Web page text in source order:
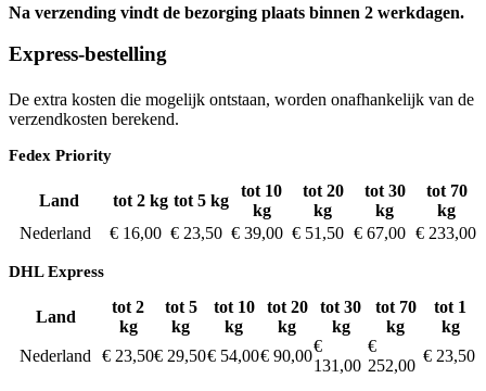
Na verzending vindt de bezorging plaats binnen 2 werkdagen.
Express-bestelling
De extra kosten die mogelijk ontstaan, worden onafhankelijk van de
verzendkosten berekend.
Fedex Priority
Land tot 2 kg tot 5 kg
tot 10
kg
tot 20
kg
tot 30
kg
tot 70
kg
Nederland
€ 16,00 € 23,50 € 39,00 € 51,50 € 67,00 € 233,00
DHL Express
Land
tot 2
kg
tot 5
kg
tot 10
kg
tot 20
kg
tot 30
kg
tot 70
kg
tot 1
kg
Nederland
€ 23,50€ 29,50€ 54,00€ 90,00
€
131,00
€
252,00
€ 23,50